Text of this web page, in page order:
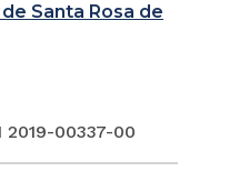
Santa Rosa de
2019-00337-00